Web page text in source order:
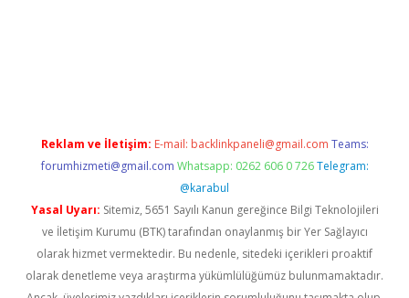
Reklam ve İletişim: E-mail: backlinkpaneli@gmail.com Teams:
forumhizmeti@gmail.com Whatsapp: 0262 606 0 726 Telegram:
@karabul
Yasal Uyarı: Sitemiz, 5651 Sayılı Kanun gereğince Bilgi Teknolojileri
ve İletişim Kurumu (BTK) tarafından onaylanmış bir Yer Sağlayıcı
olarak hizmet vermektedir. Bu nedenle, sitedeki içerikleri proaktif
olarak denetleme veya araştırma yükümlülüğümüz bulunmamaktadır.